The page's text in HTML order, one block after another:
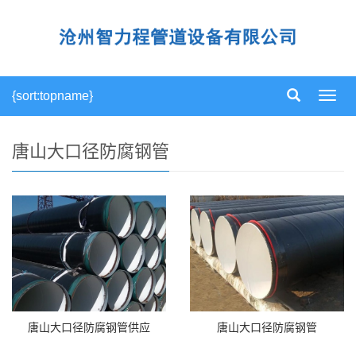
导
{sort:topname}
唐山大口径防腐钢管
唐山大口径防腐钢管供应 唐山大口径防腐钢管